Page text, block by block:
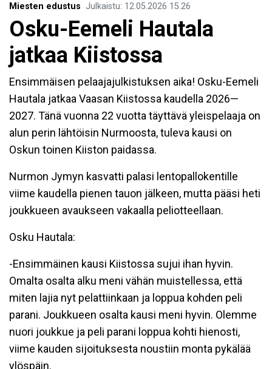
Miesten edustus Julkaistu: 12.05.2026 15.26
Osku-Eemeli Hautala
jatkaa Kiistossa
Ensimmäisen pelaajajulkistuksen aika! Osku-Eemeli
Hautala jatkaa Vaasan Kiistossa kaudella 2026—
2027. Tänä vuonna 22 vuotta täyttävä yleispelaaja on
alun perin lähtöisin Nurmoosta, tuleva kausi on
Oskun toinen Kiiston paidassa.
Nurmon Jymyn kasvatti palasi lentopallokentille
viime kaudella pienen tauon jälkeen, mutta pääsi heti
joukkueen avaukseen vakaalla peliotteellaan.
Osku Hautala:
-Ensimmäinen kausi Kiistossa sujui ihan hyvin.
Omalta osalta alku meni vähän muistellessa, että
miten lajia nyt pelattiinkaan ja loppua kohden peli
parani. Joukkueen osalta kausi meni hyvin. Olemme
nuori joukkue ja peli parani loppua kohti hienosti,
viime kauden sijoituksesta noustiin monta pykälää
ylöspäin.